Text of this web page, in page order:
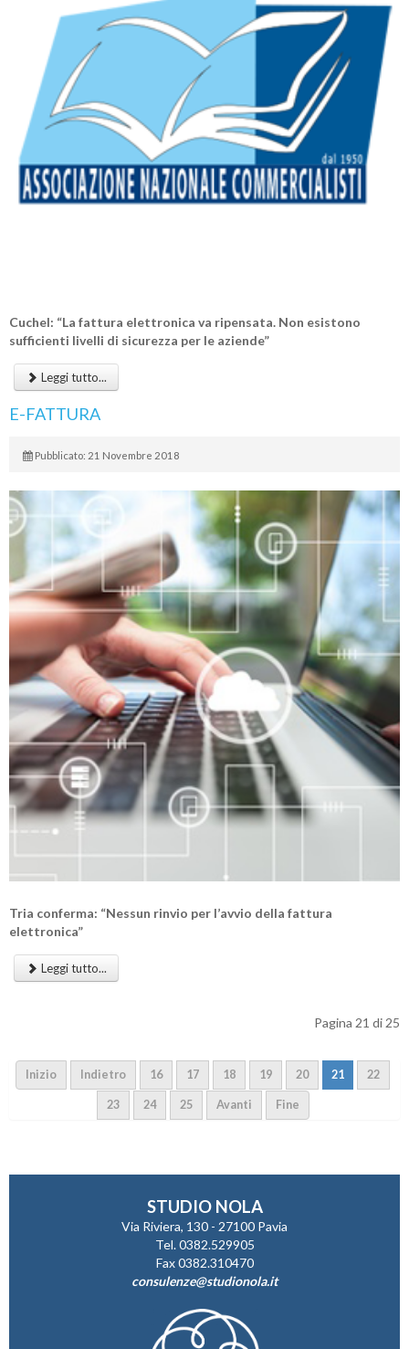
Cuchel: “La fattura elettronica va ripensata. Non esistono
sufficienti livelli di sicurezza per le aziende”
Leggi tutto...
E-FATTURA
Pubblicato: 21 Novembre 2018
Tria conferma: “Nessun rinvio per l’avvio della fattura
elettronica”
Leggi tutto...
Pagina 21 di 25
Inizio Indietro 16 17 18 19 20 21 22
23 24 25 Avanti Fine
STUDIO NOLA
Via Riviera, 130 - 27100 Pavia
Tel. 0382.529905
Fax 0382.310470
consulenze@studionola.it